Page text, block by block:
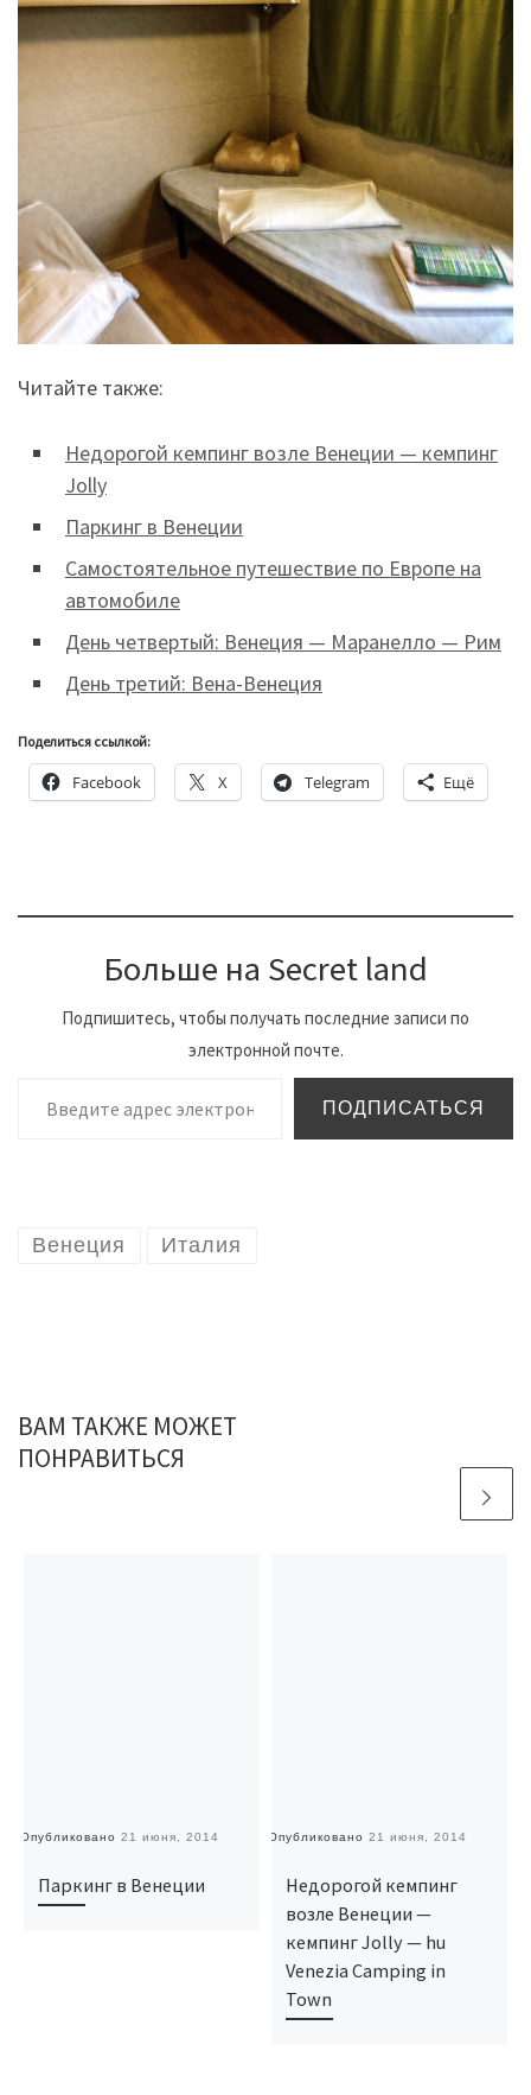
Читайте также:
Недорогой кемпинг возле Венеции — кемпинг
Jolly
Паркинг в Венеции
Самостоятельное путешествие по Европе на
автомобиле
День четвертый: Венеция — Маранелло — Рим
День третий: Вена-Венеция
Поделиться ссылкой:
Facebook X Telegram Ещё
Больше на Secret land
Подпишитесь, чтобы получать последние записи по
электронной почте.
Введите адрес электронной почты…
ПОДПИСАТЬСЯ
Венеция Италия
ВАМ ТАКЖЕ МОЖЕТ
ПОНРАВИТЬСЯ
Опубликовано 21 июня, 2014
Паркинг в Венеции
Опубликовано 21 июня, 2014
Недорогой кемпинг
возле Венеции —
кемпинг Jolly — hu
Venezia Camping in
Town